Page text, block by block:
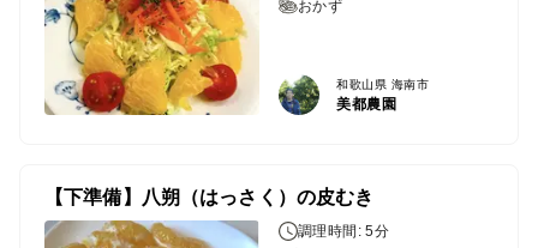
おかず
和歌山県 海南市
美都農園
【下準備】八朔（はっさく）の皮むき
調理時間: 5分